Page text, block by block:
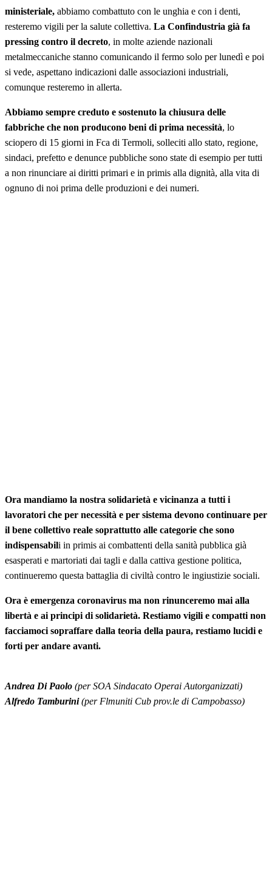
ministeriale, abbiamo combattuto con le unghia e con i denti,
resteremo vigili per la salute collettiva. La Confindustria già fa
pressing contro il decreto, in molte aziende nazionali
metalmeccaniche stanno comunicando il fermo solo per lunedì e poi
si vede, aspettano indicazioni dalle associazioni industriali,
comunque resteremo in allerta.
Abbiamo sempre creduto e sostenuto la chiusura delle
fabbriche che non producono beni di prima necessità, lo
sciopero di 15 giorni in Fca di Termoli, solleciti allo stato, regione,
sindaci, prefetto e denunce pubbliche sono state di esempio per tutti
a non rinunciare ai diritti primari e in primis alla dignità, alla vita di
ognuno di noi prima delle produzioni e dei numeri.
Ora mandiamo la nostra solidarietà e vicinanza a tutti i
lavoratori che per necessità e per sistema devono continuare per
il bene collettivo reale soprattutto alle categorie che sono
indispensabili in primis ai combattenti della sanità pubblica già
esasperati e martoriati dai tagli e dalla cattiva gestione politica,
continueremo questa battaglia di civiltà contro le ingiustizie sociali.
Ora è emergenza coronavirus ma non rinunceremo mai alla
libertà e ai principi di solidarietà. Restiamo vigili e compatti non
facciamoci sopraffare dalla teoria della paura, restiamo lucidi e
forti per andare avanti.
Andrea Di Paolo (per SOA Sindacato Operai Autorganizzati)
Alfredo Tamburini(per Flmuniti Cub prov.le di Campobasso)